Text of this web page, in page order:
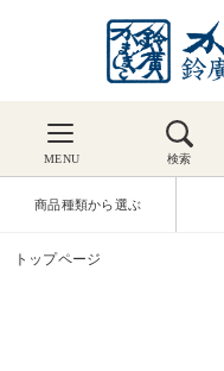
MENU 検索
商品種類から選ぶ
トップページ